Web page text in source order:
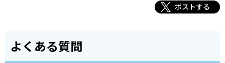
ポストする
よくある質問